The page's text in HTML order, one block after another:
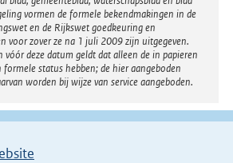
vormen de formele bekendmakingen in de
en de Rijkswet goedkeuring en
voor zover ze na 1 juli 2009 zijn uitgegeven.
vóór deze datum geldt dat alleen de in papieren
status hebben; de hier aangeboden
worden bij wijze van service aangeboden.